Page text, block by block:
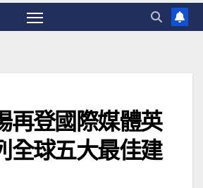
再登國際媒體英
全球五大最佳建